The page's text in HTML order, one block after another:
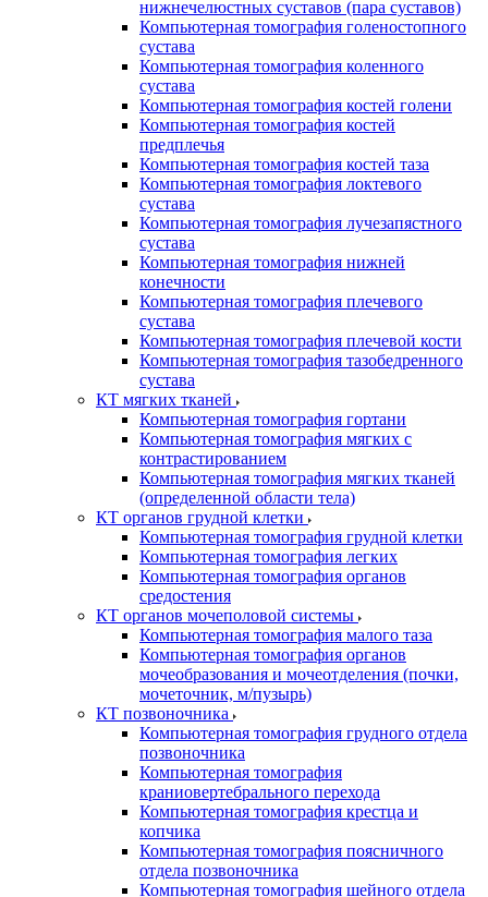
нижнечелюстных суставов (пара суставов)
Компьютерная томография голеностопного
сустава
Компьютерная томография коленного
сустава
Компьютерная томография костей голени
Компьютерная томография костей
предплечья
Компьютерная томография костей таза
Компьютерная томография локтевого
сустава
Компьютерная томография лучезапястного
сустава
Компьютерная томография нижней
конечности
Компьютерная томография плечевого
сустава
Компьютерная томография плечевой кости
Компьютерная томография тазобедренного
сустава
КТ мягких тканей
Компьютерная томография гортани
Компьютерная томография мягких с
контрастированием
Компьютерная томография мягких тканей
(определенной области тела)
КТ органов грудной клетки
Компьютерная томография грудной клетки
Компьютерная томография легких
Компьютерная томография органов
средостения
КТ органов мочеполовой системы
Компьютерная томография малого таза
Компьютерная томография органов
мочеобразования и мочеотделения (почки,
мочеточник, м/пузырь)
КТ позвоночника
Компьютерная томография грудного отдела
позвоночника
Компьютерная томография
краниовертебрального перехода
Компьютерная томография крестца и
копчика
Компьютерная томография поясничного
отдела позвоночника
Компьютерная томография шейного отдела